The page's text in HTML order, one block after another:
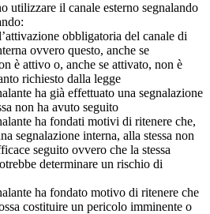
utilizzare il canale esterno segnalando
obbligatoria del canale di
ovvero questo, anche se
è attivo o, anche se attivato, non è
richiesto dalla legge
ha già effettuato una segnalazione
non ha avuto seguito
ha fondati motivi di ritenere che,
segnalazione interna, alla stessa non
seguito ovvero che la stessa
determinare un rischio di
ha fondato motivo di ritenere che
costituire un pericolo imminente o